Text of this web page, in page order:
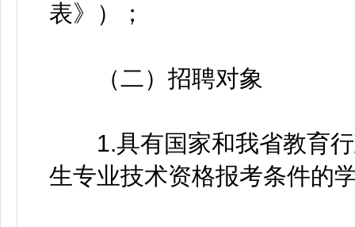
表》）；
（二）招聘对象
1.具有国家和我省教育行
生专业技术资格报考条件的